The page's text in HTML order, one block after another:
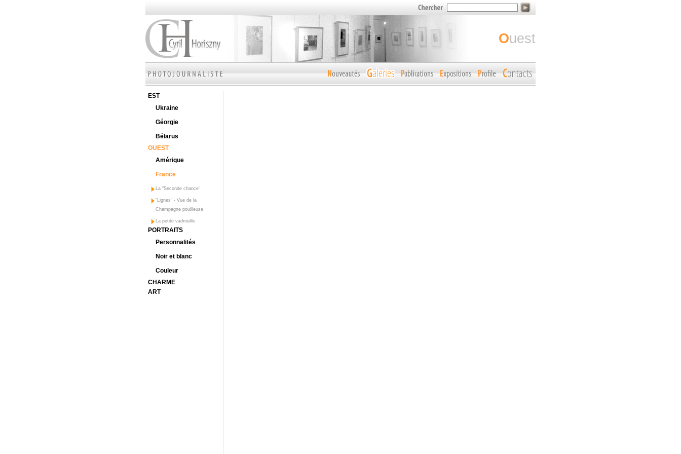
ouest
EST
Ukraine
Géorgie
Bélarus
OUEST
Amérique
France
La "Seconde chance"
"Lignes" - Vue de la
Champagne pouilleuse
La petite vadrouille
PORTRAITS
Personnalités
Noir et blanc
Couleur
CHARME
ART